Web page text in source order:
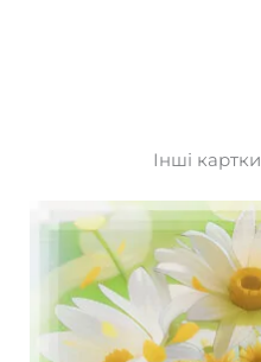
Інші картки